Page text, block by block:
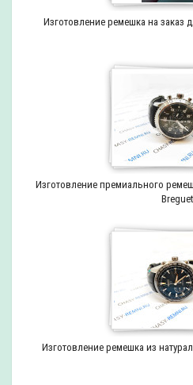
Изготовление ремешка на заказ
Изготовление премиального
Breguet
Изготовление ремешка из